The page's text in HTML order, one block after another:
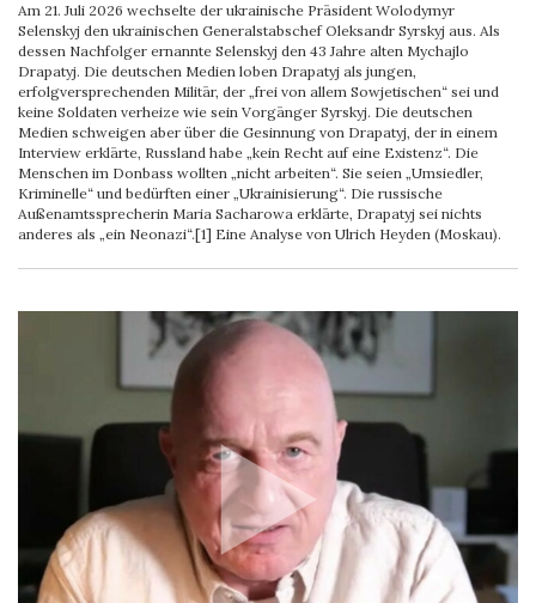
Am 21. Juli 2026 wechselte der ukrainische Präsident Wolodymyr
Selenskyj den ukrainischen Generalstabschef Oleksandr Syrskyj aus. Als
dessen Nachfolger ernannte Selenskyj den 43 Jahre alten Mychajlo
Drapatyj. Die deutschen Medien loben Drapatyj als jungen,
erfolgversprechenden Militär, der „frei von allem Sowjetischen“ sei und
keine Soldaten verheize wie sein Vorgänger Syrskyj. Die deutschen
Medien schweigen aber über die Gesinnung von Drapatyj, der in einem
Interview erklärte, Russland habe „kein Recht auf eine Existenz“. Die
Menschen im Donbass wollten „nicht arbeiten“. Sie seien „Umsiedler,
Kriminelle“ und bedürften einer „Ukrainisierung“. Die russische
Außenamtssprecherin Maria Sacharowa erklärte, Drapatyj sei nichts
anderes als „ein Neonazi“.[1] Eine Analyse von Ulrich Heyden (Moskau).